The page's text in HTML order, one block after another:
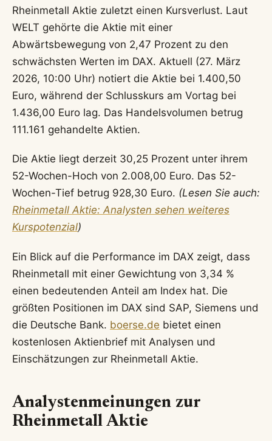
Rheinmetall Aktie zuletzt einen Kursverlust. Laut
WELT gehörte die Aktie mit einer
Abwärtsbewegung von 2,47 Prozent zu den
schwächsten Werten im DAX. Aktuell (27. März
2026, 10:00 Uhr) notiert die Aktie bei 1.400,50
Euro, während der Schlusskurs am Vortag bei
1.436,00 Euro lag. Das Handelsvolumen betrug
111.161 gehandelte Aktien.
Die Aktie liegt derzeit 30,25 Prozent unter ihrem
52-Wochen-Hoch von 2.008,00 Euro. Das 52-
Wochen-Tief betrug 928,30 Euro. (Lesen Sie auch:
Rheinmetall Aktie: Analysten sehen weiteres
Kurspotenzial)
Ein Blick auf die Performance im DAX zeigt, dass
Rheinmetall mit einer Gewichtung von 3,34 %
einen bedeutenden Anteil am Index hat. Die
größten Positionen im DAX sind SAP, Siemens und
die Deutsche Bank. boerse.de bietet einen
kostenlosen Aktienbrief mit Analysen und
Einschätzungen zur Rheinmetall Aktie.
Analystenmeinungen zur
Rheinmetall Aktie